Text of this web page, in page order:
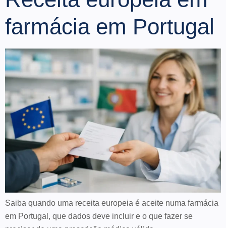
farmácia em Portugal
Saiba quando uma receita europeia é aceite numa farmácia
em Portugal, que dados deve incluir e o que fazer se